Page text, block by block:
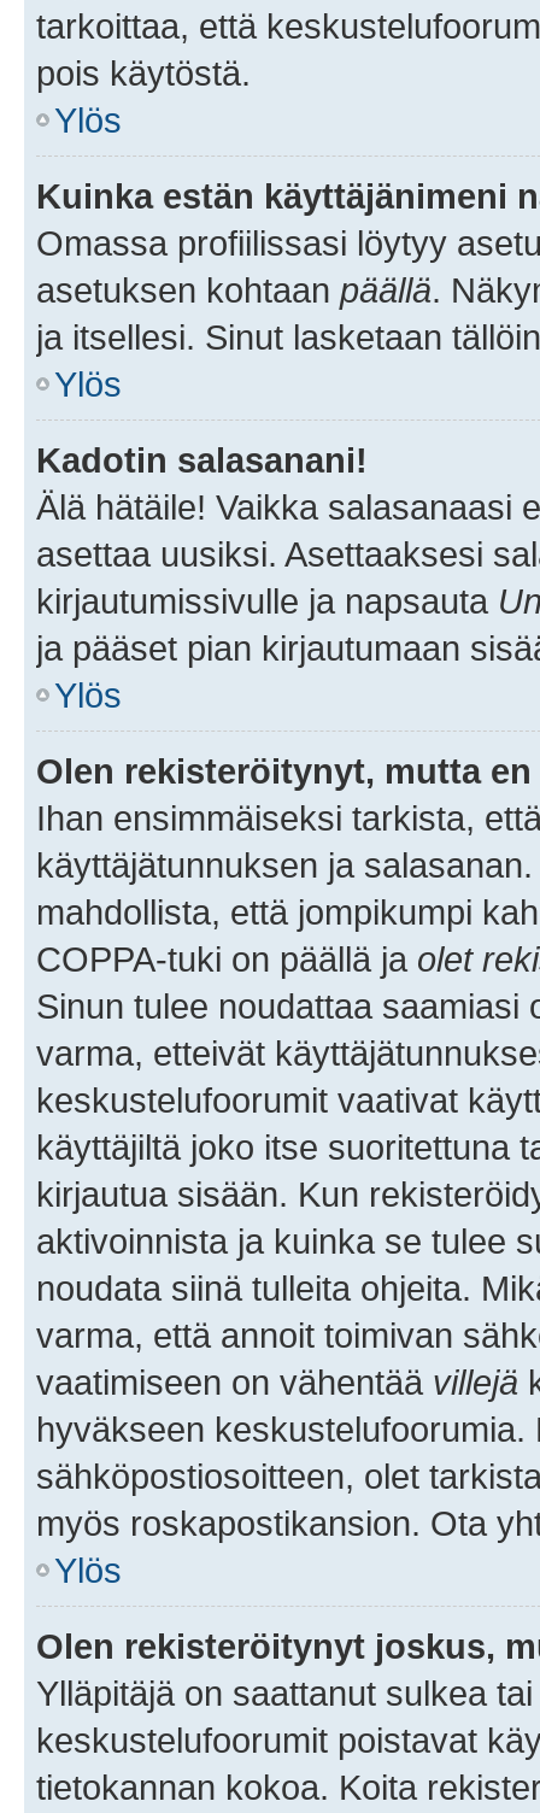
tarkoittaa, että
pois käytöstä.
Ylös
Kuinka estän käyttäjänimeni
Omassa profiilissasi löytyy
asetuksen kohtaan päällä.
ja itsellesi. Sinut lasketaan
Ylös
Kadotin salasanani!
Älä hätäile! Vaikka salasanaasi
asettaa uusiksi. Asettaaksesi
kirjautumissivulle ja napsauta
ja pääset pian kirjautumaan
Ylös
Olen rekisteröitynyt, mutta
Ihan ensimmäiseksi tarkista,
käyttäjätunnuksen ja
mahdollista, että jompikumpi
COPPA-tuki on päällä ja olet
Sinun tulee noudattaa saamiasi
varma, etteivät
keskustelufoorumit vaativat
käyttäjiltä joko itse suoritettuna
kirjautua sisään. Kun
aktivoinnista ja kuinka se tulee
noudata siinä tulleita ohjeita.
varma, että annoit toimivan
vaatimiseen on vähentää villejä
hyväkseen
sähköpostiosoitteen, olet
myös roskapostikansion. Ota
Ylös
Olen rekisteröitynyt joskus,
Ylläpitäjä on saattanut sulkea
keskustelufoorumit poistavat
tietokannan kokoa. Koita